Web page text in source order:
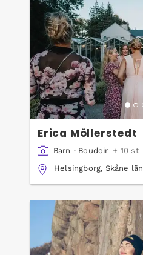
Erica Möllerstedt
Barn · Boudoir + 10 st
Helsingborg, Skåne län